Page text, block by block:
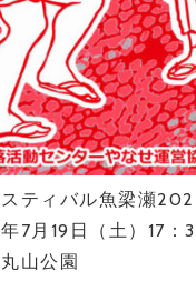
ティバル魚梁瀬
7月19日（土）17
山公園